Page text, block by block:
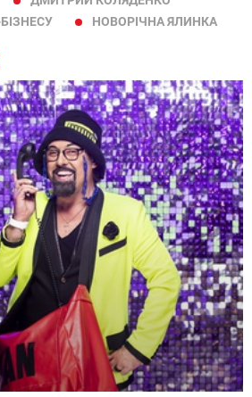
НОВОРІЧНА ЯЛИНКА